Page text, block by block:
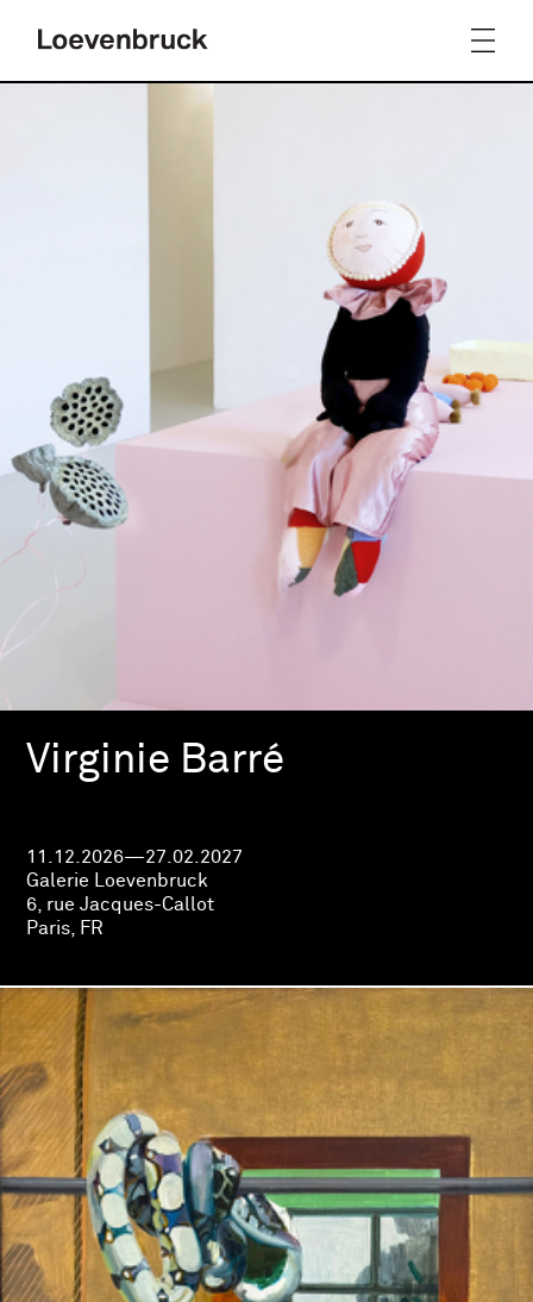
Virginie Barré
11.12.2026—27.02.2027
Galerie Loevenbruck
6, rue Jacques-Callot
Paris, FR